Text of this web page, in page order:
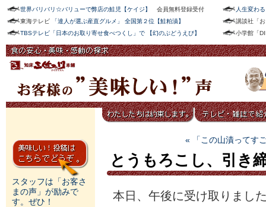
世界バリバリ☆バリューで弊店の鮭児【ケイジ】
会員無料登録受付
東海テレビ
「達人が選ぶ産直グルメ」 全国第２位【鮭粕漬】
TBSテレビ「日本のお取り寄せ食べつくし」で 【幻のぶどうえび】
人生変わ
講談社「
小学館「
« 「この山漬ってす
とうもろこし、引き
本日、午後に受け取りまし
スタッフは「お客さ
まの声」が励みで
す。ぜひ！